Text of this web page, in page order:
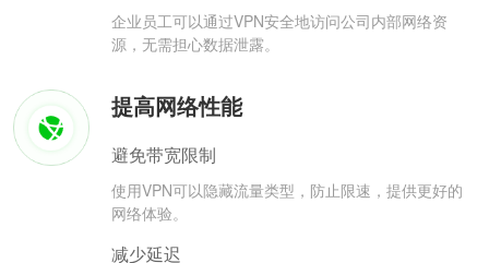
企业员工可以通过VPN安全地访问公司内部网络资
源，无需担心数据泄露。
提高网络性能
避免带宽限制
使用VPN可以隐藏流量类型，防止限速，提供更好的
网络体验。
减少延迟